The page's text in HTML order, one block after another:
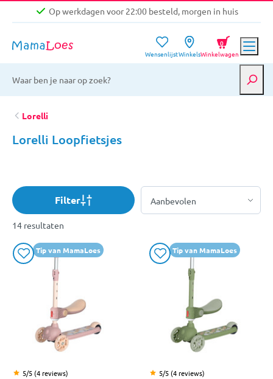
Op werkdagen voor 22:00 besteld, morgen in huis
Gratis verzending vanaf €39,-
Op werkdagen voor 22:00 besteld, morgen in huis
WensenlijstWinkelsWinkelwagen
0
Lorelli
Lorelli Loopfietsjes
Filter
14 resultaten
Tip van MamaLoes
5/5 (4 reviews)
Tip van MamaLoes
5/5 (4 reviews)